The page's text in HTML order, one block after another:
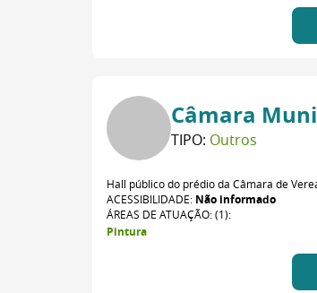
Câmara
TIPO: Outros
Hall público do prédio da Câmara de
ACESSIBILIDADE: Não informado
ÁREAS DE ATUAÇÃO: (1):
Pintura